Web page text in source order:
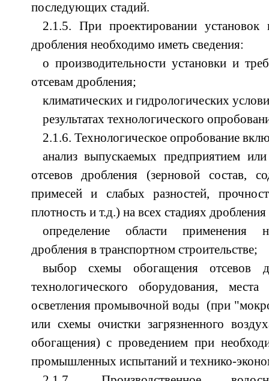
последующих стадий.
2.1.5. При проектировании
дробления необходимо иметь сведения:
о производительности установки и
отсевам дробления;
климатических и гидрологических
результатах технологического
2.1.6. Технологическое опробование
анализ выпускаемых предприятием
отсевов дробления (зерновой состав,
примесей и слабых разностей,
плотность и т.д.) на всех стадиях
определение области применения
дробления в транспортном строительстве;
выбор схемы обогащения отсевов
технологического оборудования,
осветления промывочной воды (при
или схемы очистки загрязненного
обогащения) с проведением при
промышленных испытаний и технико-